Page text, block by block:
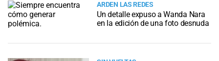
ARDEN LAS REDES
Un detalle expuso a Wanda Nara
en la edición de una foto desnuda